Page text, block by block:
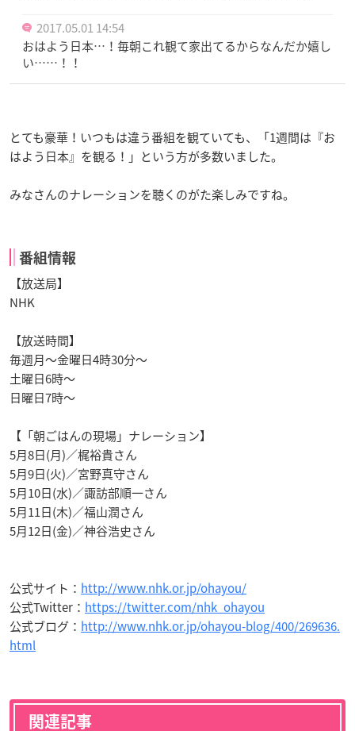
2017.05.01 14:54
おはよう日本…！毎朝これ観て家出てるからなんだか嬉し
い……！！
とても豪華！いつもは違う番組を観ていても、「1週間は『お
はよう日本』を観る！」という方が多数いました。
みなさんのナレーションを聴くのがた楽しみですね。
番組情報
【放送局】
NHK
【放送時間】
毎週月～金曜日4時30分～
土曜日6時～
日曜日7時～
【「朝ごはんの現場」ナレーション】
5月8日(月)／梶裕貴さん
5月9日(火)／宮野真守さん
5月10日(水)／諏訪部順一さん
5月11日(木)／福山潤さん
5月12日(金)／神谷浩史さん
公式サイト： http://www.nhk.or.jp/ohayou/
公式Twitter： https://twitter.com/nhk_ohayou
公式ブログ： http://www.nhk.or.jp/ohayou-blog/400/269636.
html
関連記事